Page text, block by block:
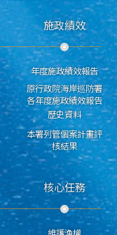
施政績效
年度施政績效報告
原行政院海岸巡防署
各年度施政績效報告
歷史資料
本署列管個案計畫評
核結果
核心任務